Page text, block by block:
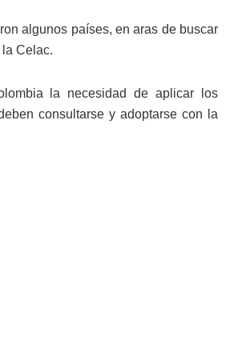
algunos países, en aras de buscar
Celac.
la necesidad de aplicar los
consultarse y adoptarse con la